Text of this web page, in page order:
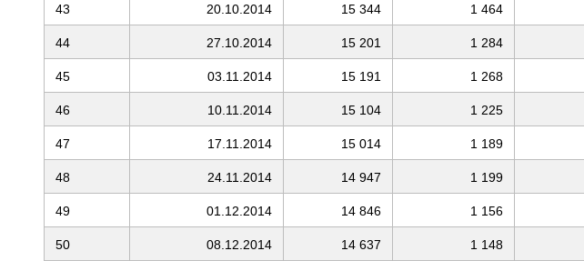
43 20.10.2014 15 344 1 464
44 27.10.2014 15 201 1 284
45 03.11.2014 15 191 1 268
46 10.11.2014 15 104 1 225
47 17.11.2014 15 014 1 189
48 24.11.2014 14 947 1 199
49 01.12.2014 14 846 1 156
50 08.12.2014 14 637 1 148